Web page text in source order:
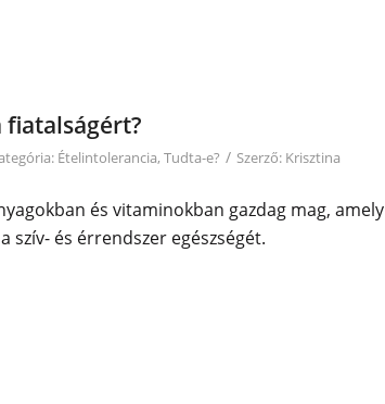
fiatalságért?
Ételintolerancia, Tudta-e? / Szerző: Krisztina
és vitaminokban gazdag mag,
szív- és érrendszer egészségét.